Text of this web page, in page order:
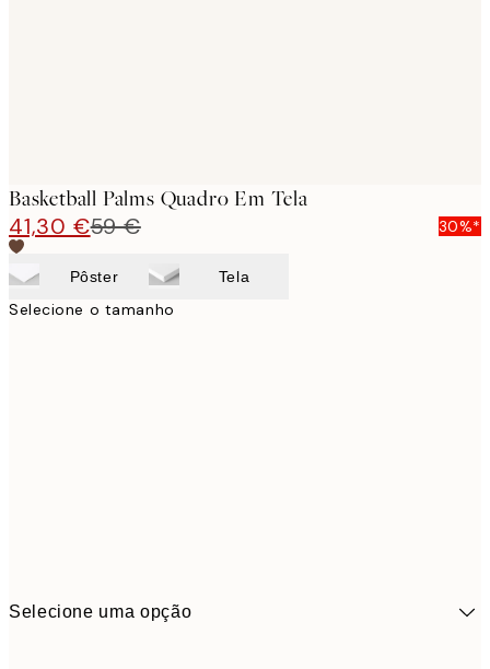
Basketball Palms Quadro Em Tela
41,30 €59 € 30%*
Pôster Tela
Selecione o tamanho
Selecione uma opção